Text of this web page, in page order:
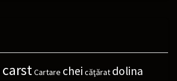
carstCartare chei căţărat dolina